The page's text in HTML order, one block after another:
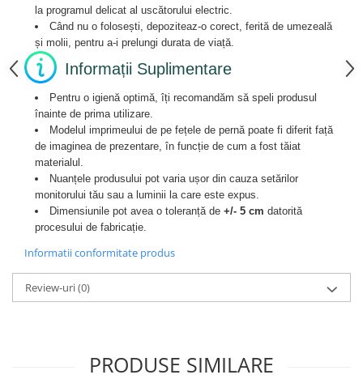
la programul delicat al uscătorului electric.
Când nu o folosești, depoziteaz-o corect, ferită de umezeală
și molii, pentru a-i prelungi durata de viață.
Informații Suplimentare
Pentru o igienă optimă, îți recomandăm să speli produsul
înainte de prima utilizare.
Modelul imprimeului de pe fețele de pernă poate fi diferit față
de imaginea de prezentare, în funcție de cum a fost tăiat
materialul.
Nuanțele produsului pot varia ușor din cauza setărilor
monitorului tău sau a luminii la care este expus.
Dimensiunile pot avea o toleranță de +/- 5 cm datorită
procesului de fabricație.
Informatii conformitate produs
Review-uri(0)
PRODUSE SIMILARE